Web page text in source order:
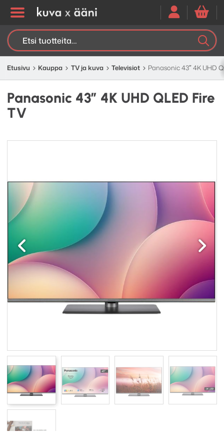
Etsi:
Etusivu Kauppa TV ja kuva Televisiot Panasonic 43″ 4K UHD
Panasonic 43″ 4K UHD QLED Fire
TV
Edellinen